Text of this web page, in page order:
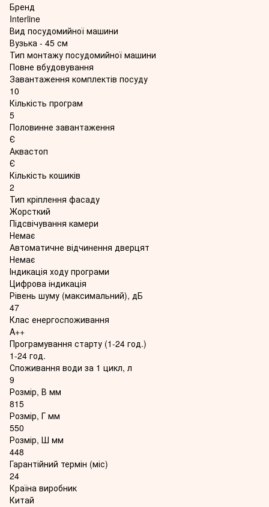
Бренд
Interline
Вид посудомийної машини
Вузька - 45 см
Тип монтажу посудомийної машини
Повне вбудовування
Завантаження комплектів посуду
10
Кількість програм
5
Половинне завантаження
Є
Аквастоп
Є
Кількість кошиків
2
Тип кріплення фасаду
Жорсткий
Підсвічування камери
Немає
Автоматичне відчинення дверцят
Немає
Індикація ходу програми
Цифрова індикація
Рівень шуму (максимальний), дБ
47
Клас енергоспоживання
A++
Програмування старту (1-24 год.)
1-24 год.
Споживання води за 1 цикл, л
9
Розмір, В мм
815
Розмір, Г мм
550
Розмір, Ш мм
448
Гарантійний термін (міс)
24
Країна виробник
Китай